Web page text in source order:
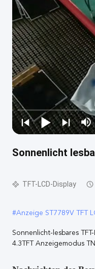
Sonnenlicht
TFT-LCD-Display
#Anzeige ST7789V TFT
Sonnenlicht-lesbares
4.3TFT Anzeigemodus